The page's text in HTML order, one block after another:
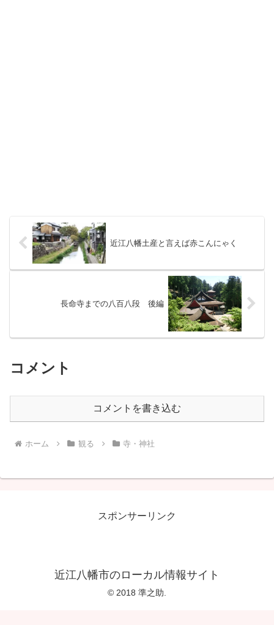
近江八幡土産と言えば赤こんにゃく
長命寺までの八百八段 後編
コメント
コメントを書き込む
ホーム 観る 寺・神社
スポンサーリンク
近江八幡市のローカル情報サイト
© 2018 準之助.